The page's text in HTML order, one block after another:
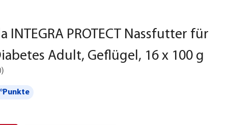
INTEGRA PROTECT Nassfutter für
Adult, Geflügel, 16 x 100 g
)